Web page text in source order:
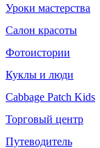
Уроки мастерства
Салон красоты
Фотоистории
Куклы и люди
Cabbage Patch Kids
Торговый центр
Путеводитель